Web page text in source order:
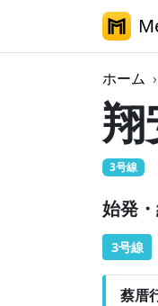
ホーム
翔
3号線
始発
3号線
蔡厝